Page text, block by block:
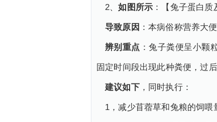
2、如图所示 ：【兔子蛋白
导致原因 ：本病俗称营养大
辨别重点 ：兔子粪便呈小颗
固定时间段出现此种粪便，过
建议如下，同时执行：
1，减少苜蓿草和兔粮的饲喂